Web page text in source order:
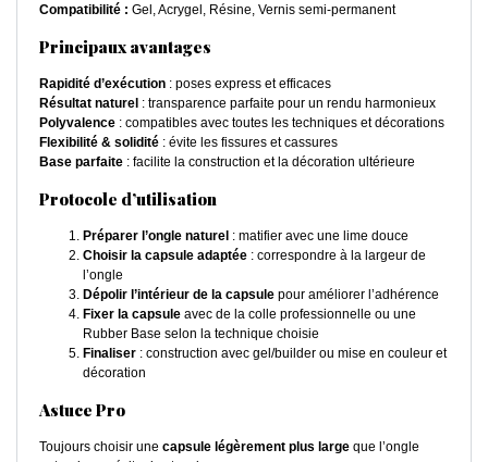
Compatibilité : Gel, Acrygel, Résine, Vernis semi-permanent
Principaux avantages
Rapidité d’exécution : poses express et efficaces
Résultat naturel : transparence parfaite pour un rendu harmonieux
Polyvalence : compatibles avec toutes les techniques et décorations
Flexibilité & solidité : évite les fissures et cassures
Base parfaite : facilite la construction et la décoration ultérieure
Protocole d’utilisation
Préparer l’ongle naturel : matifier avec une lime douce
Choisir la capsule adaptée : correspondre à la largeur de
l’ongle
Dépolir l’intérieur de la capsule pour améliorer l’adhérence
Fixer la capsule avec de la colle professionnelle ou une
Rubber Base selon la technique choisie
Finaliser : construction avec gel/builder ou mise en couleur et
décoration
Astuce Pro
Toujours choisir une capsule légèrement plus large que l’ongle